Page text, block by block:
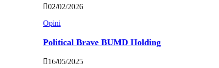
02/02/2026
Opini
Political Brave BUMD Holding
16/05/2025